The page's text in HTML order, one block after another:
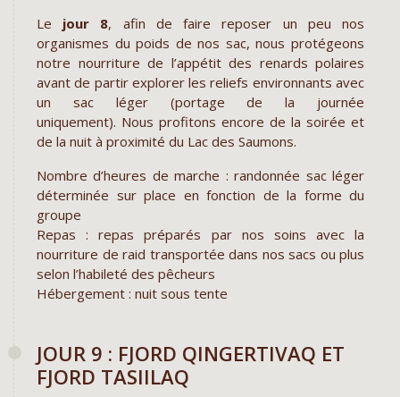
Le jour 8, afin de faire reposer un peu nos
organismes du poids de nos sac, nous protégeons
notre nourriture de l’appétit des renards polaires
avant de partir explorer les reliefs environnants avec
un sac léger (portage de la journée
uniquement). Nous profitons encore de la soirée et
de la nuit à proximité du Lac des Saumons.
Nombre d’heures de marche : randonnée sac léger
déterminée sur place en fonction de la forme du
groupe
Repas : repas préparés par nos soins avec la
nourriture de raid transportée dans nos sacs ou plus
selon l’habileté des pêcheurs
Hébergement : nuit sous tente
JOUR 9 : FJORD QINGERTIVAQ ET
FJORD TASIILAQ